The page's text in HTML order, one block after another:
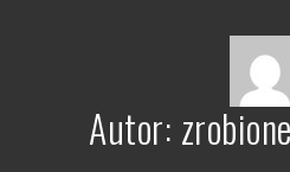
Autor: